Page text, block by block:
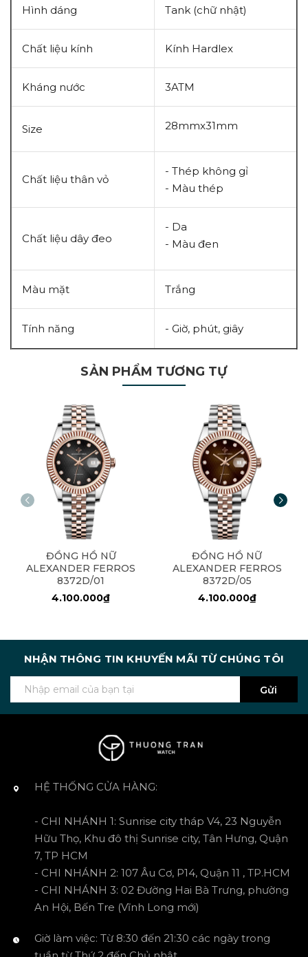
Hình dáng Tank (chữ nhật)
Chất liệu kính Kính Hardlex
Kháng nước 3ATM
Size 28mmx31mm
Chất liệu thân vỏ
- Thép không gỉ
- Màu thép
Chất liệu dây đeo
- Da
- Màu đen
Màu mặt Trắng
Tính năng - Giờ, phút, giây
SẢN PHẨM TƯƠNG TỰ
ĐỒNG HỒ NỮ
ALEXANDER FERROS
8372D/01
4.100.000₫
ĐỒNG HỒ NỮ
ALEXANDER FERROS
8372D/05
4.100.000₫
NHẬN THÔNG TIN KHUYẾN MÃI TỪ CHÚNG TÔI
Gửi
HỆ THỐNG CỬA HÀNG:
- CHI NHÁNH 1: Sunrise city tháp V4, 23 Nguyễn
Hữu Thọ, Khu đô thị Sunrise city, Tân Hưng, Quận
7, TP HCM
- CHI NHÁNH 2: 107 Âu Cơ, P14, Quận 11 , TP.HCM
- CHI NHÁNH 3: 02 Đường Hai Bà Trưng, phường
An Hội, Bến Tre (Vĩnh Long mới)
Giờ làm việc: Từ 8:30 đến 21:30 các ngày trong